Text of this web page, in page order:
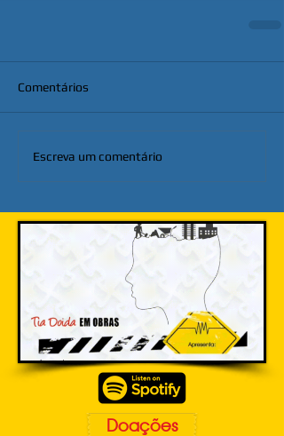
Comentários
Escreva um comentário
Doações